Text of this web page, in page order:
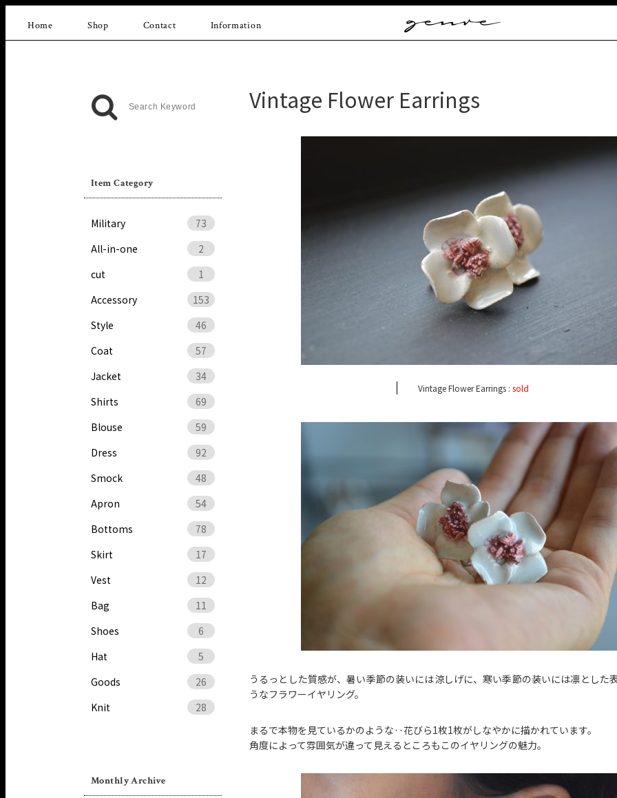
Vintage
Home Shop Contact Information
Item Category
Military
73
All-in-one
2
cut
1
Accessory
153
Style
46
Coat
57
Jacket
34
Shirts
69
Blouse
59
Dress
92
Smock
48
Apron
54
Bottoms
78
Skirt
17
Vest
12
Bag
11
Shoes
6
Hat
5
Goods
26
Knit
28
Monthly Archive
Vintage Flower Earrings
Vintage Flower Earrings : sold
うるっとした質感が、暑い季節の装いには涼しげに、寒い季節の装いには凛とした
うなフラワーイヤリング。
まるで本物を見ているかのような‥花びら1枚1枚がしなやかに描かれています。
角度によって雰囲気が違って見えるところもこのイヤリングの魅力。